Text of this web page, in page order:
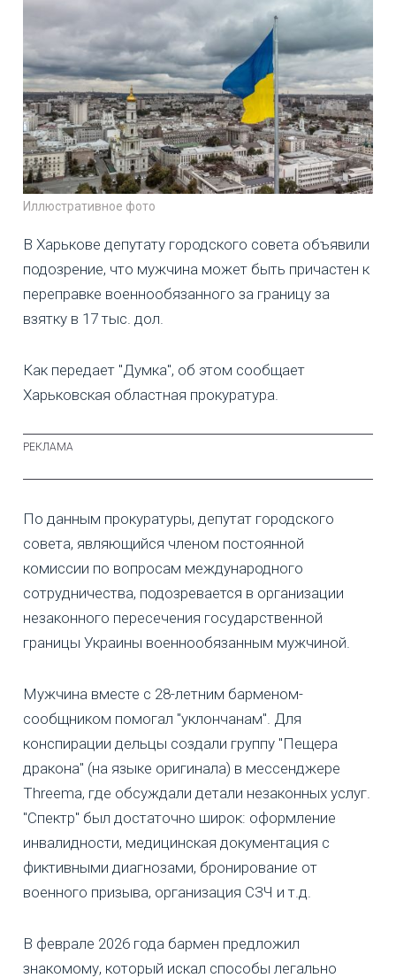
Иллюстративное фото
В Харькове депутату городского совета объявили
подозрение, что мужчина может быть причастен к
переправке военнообязанного за границу за
взятку в 17 тыс. дол.
Как передает "Думка", об этом сообщает
Харьковская областная прокуратура.
По данным прокуратуры, депутат городского
совета, являющийся членом постоянной
комиссии по вопросам международного
сотрудничества, подозревается в организации
незаконного пересечения государственной
границы Украины военнообязанным мужчиной.
Мужчина вместе с 28-летним барменом-
сообщником помогал "уклончанам". Для
конспирации дельцы создали группу "Пещера
дракона" (на языке оригинала) в мессенджере
Threema, где обсуждали детали незаконных услуг.
"Спектр" был достаточно широк: оформление
инвалидности, медицинская документация с
фиктивными диагнозами, бронирование от
военного призыва, организация СЗЧ и т.д.
В феврале 2026 года бармен предложил
знакомому, который искал способы легально